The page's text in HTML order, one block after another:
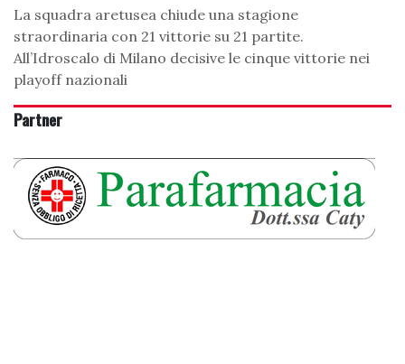
La squadra aretusea chiude una stagione
straordinaria con 21 vittorie su 21 partite.
All’Idroscalo di Milano decisive le cinque vittorie nei
playoff nazionali
Partner